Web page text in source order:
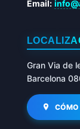
Email:
Gran Via de
Barcelona